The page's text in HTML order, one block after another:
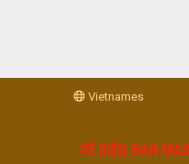
Vietnames
VỀ DIỄN ĐÀN